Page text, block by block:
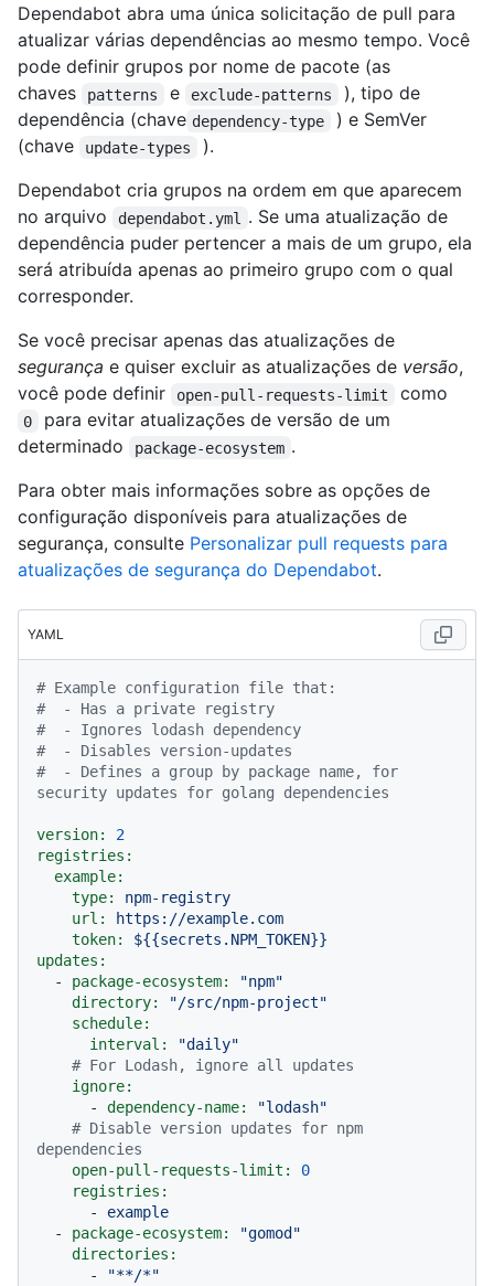
Dependabot abra uma única solicitação de pull para
atualizar várias dependências ao mesmo tempo. Você
pode definir grupos por nome de pacote (as
chaves
patterns e exclude-patterns
), tipo de
dependência (chave dependency-type
) e SemVer
(chave
update-types
).
Dependabot cria grupos na ordem em que aparecem
no arquivo
dependabot.yml
. Se uma atualização de
dependência puder pertencer a mais de um grupo, ela
será atribuída apenas ao primeiro grupo com o qual
corresponder.
Se você precisar apenas das atualizações de
segurança e quiser excluir as atualizações de versão,
você pode definir
open-pull-requests-limit como
0
para evitar atualizações de versão de um
determinado
package-ecosystem .
Para obter mais informações sobre as opções de
configuração disponíveis para atualizações de
segurança, consulte Personalizar pull requests para
atualizações de segurança do Dependabot.
YAML
# Example configuration file that:
#  - Has a private registry
#  - Ignores lodash dependency
#  - Disables version-updates
#  - Defines a group by package name, for
security updates for golang dependencies
version:
2
registries:
example:
type:
npm-registry
url:
https://example.com
token:
${{secrets.NPM_TOKEN}}
updates:
-
package-ecosystem:
"npm"
directory:
"/src/npm-project"
schedule:
interval:
"daily"
# For Lodash, ignore all updates
ignore:
-
dependency-name:
"lodash"
# Disable version updates for npm
dependencies
open-pull-requests-limit:
0
registries:
-
example
-
package-ecosystem:
"gomod"
directories:
-
"**/*"